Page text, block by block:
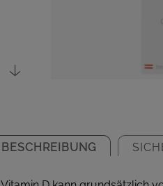
BESCHREIBUNG